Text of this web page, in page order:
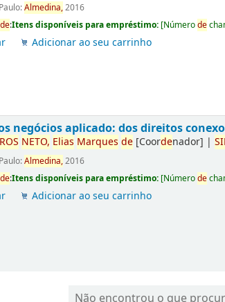
Almedina,2016
de:Itens disponíveis para empréstimo: [Númerode
Adicionar ao seu carrinho
negócios aplicado: dos direitos
NETO, Elias Marques de [Coordenador] |
Almedina,2016
de:Itens disponíveis para empréstimo: [Númerode
Adicionar ao seu carrinho